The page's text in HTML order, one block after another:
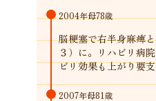
2004年母78歳
脳梗塞で右半身麻痺
３）に。リハビリ病
ビリ効果も上がり要
2007年母81歳